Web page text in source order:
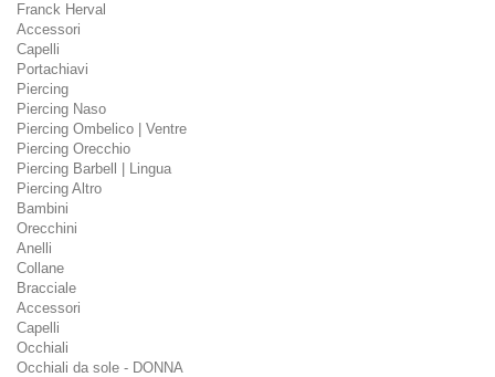
Franck Herval
Accessori
Capelli
Portachiavi
Piercing
Piercing Naso
Piercing Ombelico | Ventre
Piercing Orecchio
Piercing Barbell | Lingua
Piercing Altro
Bambini
Orecchini
Anelli
Collane
Bracciale
Accessori
Capelli
Occhiali
Occhiali da sole - DONNA